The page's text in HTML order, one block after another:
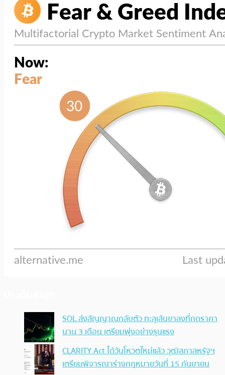
SOL ส่งสัญญาณกลับตัว ทะลุเส้นขาลงที่กดราคา
นาน 3 เดือน เตรียมพุ่งอย่างรุนแรง
CLARITY Act ได้วันโหวตใหม่แล้ว วุฒิสภาสหรัฐฯ
เตรียมพิจารณาร่างกฎหมายวันที่ 15 กันยายน